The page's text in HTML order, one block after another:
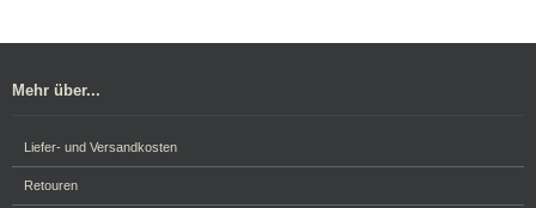
Mehr über...
Liefer- und Versandkosten
Retouren